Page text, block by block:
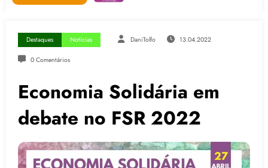
Destaques Notícias DaniTolfo 13.04.2022
0 Comentários
Economia Solidária em
debate no FSR 2022